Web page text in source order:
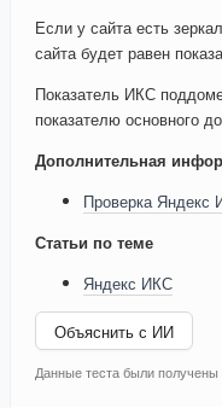
Если у сайта есть
сайта будет равен
Показатель ИКС
показателю основного
Дополнительная
Проверка Яндекс
Статьи по теме
Яндекс ИКС
Объяснить с ИИ
Данные теста были получены